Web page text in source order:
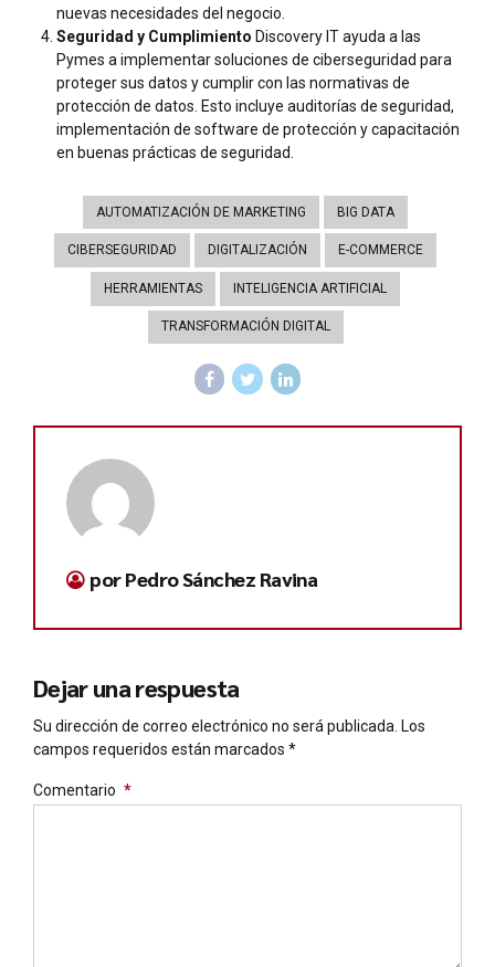
nuevas necesidades del negocio.
Seguridad y Cumplimiento Discovery IT ayuda a las
Pymes a implementar soluciones de ciberseguridad para
proteger sus datos y cumplir con las normativas de
protección de datos. Esto incluye auditorías de seguridad,
implementación de software de protección y capacitación
en buenas prácticas de seguridad.
AUTOMATIZACIÓN DE MARKETING BIG DATA
CIBERSEGURIDAD DIGITALIZACIÓN E-COMMERCE
HERRAMIENTAS INTELIGENCIA ARTIFICIAL
TRANSFORMACIÓN DIGITAL
por Pedro Sánchez Ravina
Dejar una respuesta
Su dirección de correo electrónico no será publicada. Los
campos requeridos están marcados *
Comentario *